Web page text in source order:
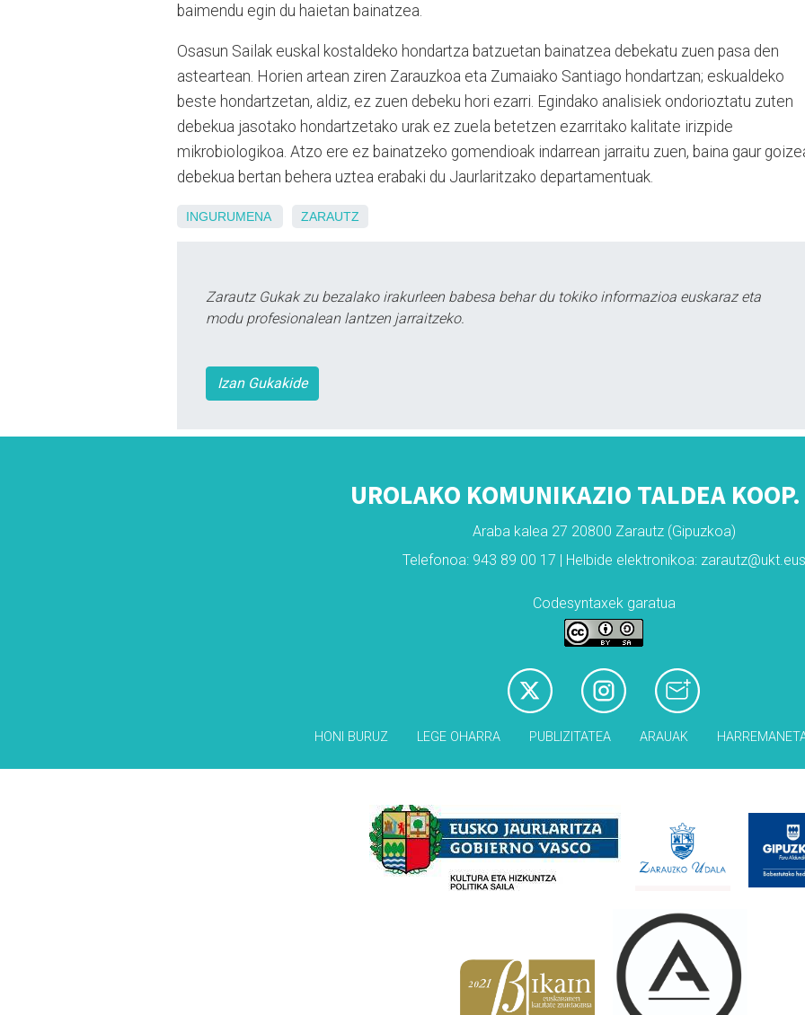
baimendu egin du haietan bainatzea.
Osasun Sailak euskal kostaldeko hondartza batzuetan bainatzea debekatu zuen pasa den
asteartean. Horien artean ziren Zarauzkoa eta Zumaiako Santiago hondartzan; eskualdeko
beste hondartzetan, aldiz, ez zuen debeku hori ezarri. Egindako analisiek ondorioztatu zuten
debekua jasotako hondartzetako urak ez zuela betetzen ezarritako kalitate irizpide
mikrobiologikoa. Atzo ere ez bainatzeko gomendioak indarrean jarraitu zuen, baina gaur
debekua bertan behera uztea erabaki du Jaurlaritzako departamentuak.
INGURUMENA ZARAUTZ
Zarautz Gukak zu bezalako irakurleen babesa behar du tokiko informazioa euskaraz eta
modu profesionalean lantzen jarraitzeko.
Izan Gukakide
UROLAKO KOMUNIKAZIO TALDEA
Araba kalea 27 20800 Zarautz (Gipuzkoa)
Telefonoa: 943 89 00 17 | Helbide elektronikoa: zarautz@ukt.eus
Codesyntaxek garatua
HONI BURUZ LEGE OHARRA PUBLIZITATEA ARAUAK